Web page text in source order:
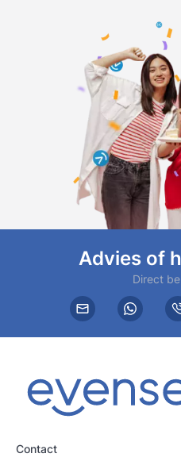
Advies of
Direct
Contact